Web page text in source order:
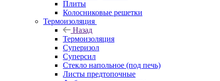
Плиты
Колосниковые решетки
Термоизоляция
Назад
Термоизоляция
Суперизол
Суперсил
Стекло напольное (под печь)
Листы предтопочные